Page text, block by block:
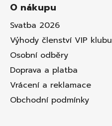
O nákupu
Svatba 2026
Výhody členství VIP klubu
Osobní odběry
Doprava a platba
Vrácení a reklamace
Obchodní podmínky